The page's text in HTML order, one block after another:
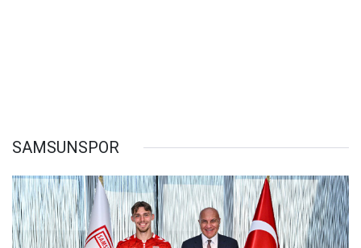
SAMSUNSPOR